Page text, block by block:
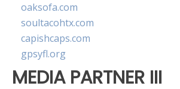
oaksofa.com
soultacohtx.com
capishcaps.com
gpsyfl.org
MEDIA PARTNER III